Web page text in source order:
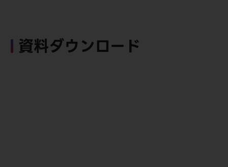
資料ダウンロード